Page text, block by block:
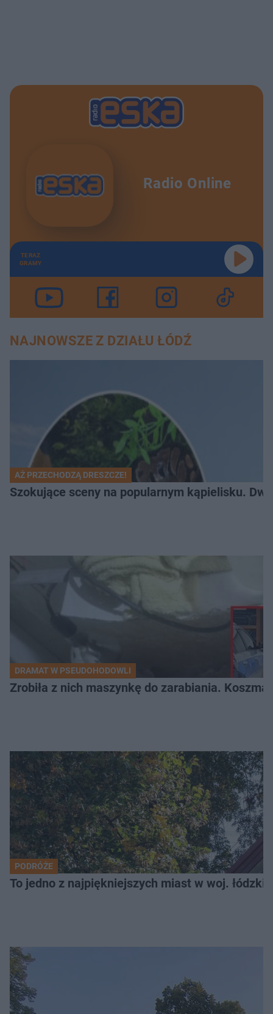
Radio Online
TERAZ
GRAMY
NAJNOWSZE Z DZIAŁU ŁÓDŹ
AŻ PRZECHODZĄ DRESZCZE!
Szokujące sceny na popularnym kąpielisku.
DRAMAT W PSEUDOHODOWLI
Zrobiła z nich maszynkę do zarabiania.
PODRÓŻE
To jedno z najpiękniejszych miast w woj.